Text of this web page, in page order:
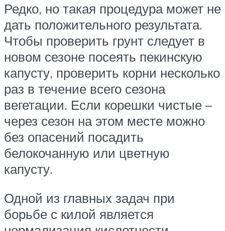
Редко, но такая процедура может не
дать положительного результата.
Чтобы проверить грунт следует в
новом сезоне посеять пекинскую
капусту, проверить корни несколько
раз в течение всего сезона
вегетации. Если корешки чистые –
через сезон на этом месте можно
без опасений посадить
белокочанную или цветную
капусту.
Одной из главных задач при
борьбе с килой является